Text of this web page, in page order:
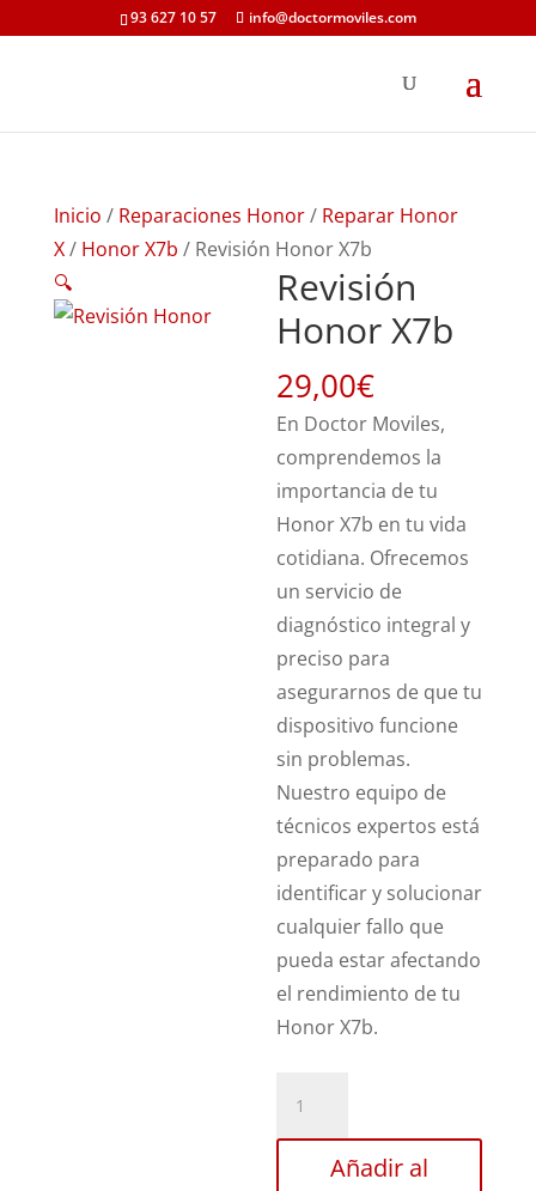
93 627 10 57 info@doctormoviles.com
Inicio / Reparaciones Honor/ Reparar Honor
X/ Honor X7b / Revisión Honor X7b
🔍
Revisión
Honor X7b
29,00€
En Doctor Moviles,
comprendemos la
importancia de tu
Honor X7b en tu vida
cotidiana. Ofrecemos
un servicio de
diagnóstico integral y
preciso para
asegurarnos de que tu
dispositivo funcione
sin problemas.
Nuestro equipo de
técnicos expertos está
preparado para
identificar y solucionar
cualquier fallo que
pueda estar afectando
el rendimiento de tu
Honor X7b.
Añadir al